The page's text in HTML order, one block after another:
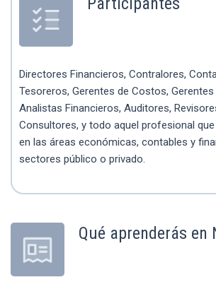
Directores Financieros, Contralores,
Tesoreros, Gerentes de Costos, Gerentes
Analistas Financieros, Auditores,
Consultores, y todo aquel profesional
en las áreas económicas, contables y
sectores público o privado.
Qué aprenderás en